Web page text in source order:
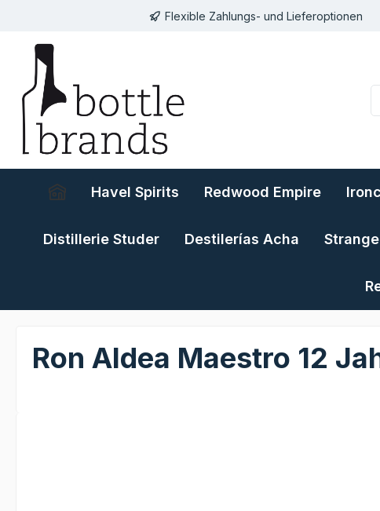
Zur Hauptnavigation springenFlexible Zahlungs- und Lieferoptionen
Havel Spirits Redwood Empire
Distillerie Studer Destilerías Acha
Ron Aldea Maestro 12